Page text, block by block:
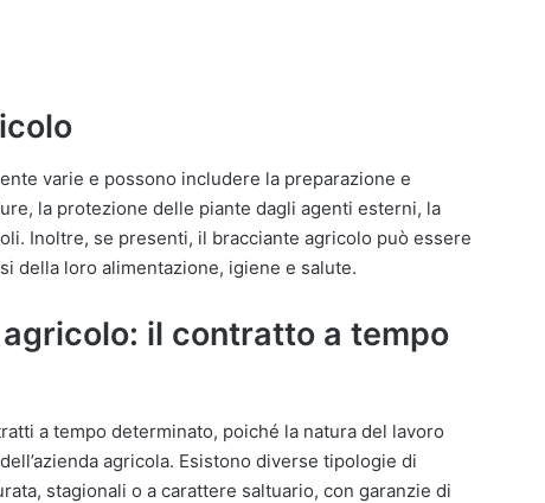
varie e possono includere la preparazione e
la protezione delle piante dagli agenti esterni, la
Inoltre, se presenti, il bracciante agricolo può essere
della loro alimentazione, igiene e salute.
il contratto a tempo
a tempo determinato, poiché la natura del lavoro
agricola. Esistono diverse tipologie di
stagionali o a carattere saltuario, con garanzie di